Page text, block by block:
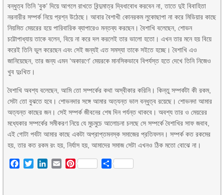
বন্ধুত্ব তিনি ‘বুক’ দিয়ে আগলে রাখতে বিন্দুমাত্র দ্বিধাবোধ করবেন না, তাতে দুই বিবাহিতা
নরনারীর সম্পর্ক নিয়ে প্রশ্ন উঠেছে। আবার বৈশাখী কোনরকম লুকোছাপা না করে মিডিয়ার কাছে
নিয়মিত মেয়রের হয়ে পারিবারিক ব্যাপারেও মন্তব্য করছেন। বৈশাখি বলেছেন, শোভন
চট্টোপাধ্যায় তাকে বলেন, বিয়ে না করে দল করলেই তার ভালো হতো। এখন তার মনে হয় বিয়ে
করেই তিনি ভুল করেছেন এবং সেই জন্যই এত সমস্যা তাকে সইতে হচ্ছে। বৈশাখি এও
জানিয়েছেন, তার জন্য এমন ‘অকারণে’ মেয়রকে মানসিকভাবে বিপর্যস্ত হতে দেখে তিনি নিজেও
খুব দুঃখিত।
বৈশাখি অবশ্য বলেছেন, আমি তো সম্পর্কের কথা অস্বীকার করিনি। কিন্তু সম্পর্কটা কী রকম,
সেটা তো বুঝতে হবে। শোভনদার সঙ্গে আমার অত্যন্ত ভাল বন্ধুত্ব রয়েছে। শোভনদা আমার
অত্যন্ত কাছের জন। সেই সম্পর্ক জীবনের শেষ দিন পর্যন্ত থাকবে। অবশ্য তার ও মেয়রের
মধ্যেকার সম্পর্কের সমীকরণ নিয়ে যে মুচমুচে আলোচনা চলছে সে সম্পর্কে বৈশাখির সাফ জবাব,
এই গোটা পর্বটা আমার কাছে একটা অপ্রাপ্তমনস্ক সমাজের প্রতিফলন। সম্পর্ক কত রকমের
হয়, তার কত রকম রং হয়, নির্যাস হয়, আমাদের সমাজ সেটা এখনও ঠিক মতো বোঝে না।
Facebook
TwitterLinkedIn
EmailPinterest Share